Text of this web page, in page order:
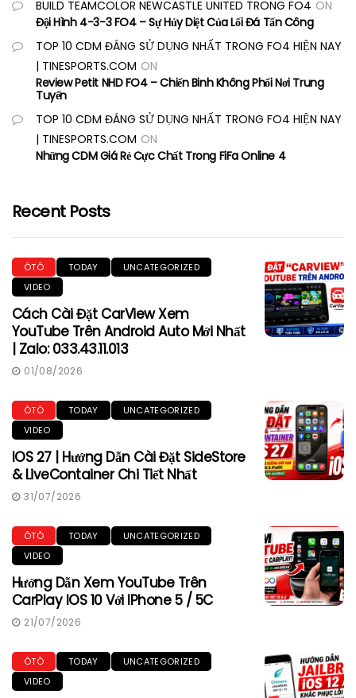
BUILD TEAMCOLOR NEWCASTLE UNITED TRONG FO4 ON
Đội Hình 4-3-3 FO4 – Sự Hủy Diệt Của Lối Đá Tấn Công
TOP 10 CDM ĐÁNG SỬ DỤNG NHẤT TRONG FO4 HIỆN NAY
| TINESPORTS.COM ON
Review Petit NHD FO4 – Chiến Binh Không Phổi Nơi Trung
Tuyến
TOP 10 CDM ĐÁNG SỬ DỤNG NHẤT TRONG FO4 HIỆN NAY
| TINESPORTS.COM ON
Những CDM Giá Rẻ Cực Chất Trong FiFa Online 4
Recent Posts
ÔTÔ TODAY
UNCATEGORIZED
VIDEO
Cách Cài Đặt CarView Xem
YouTube Trên Android Auto Mới Nhất
| Zalo: 033.43.11.013
01/08/2026
ÔTÔ TODAY
UNCATEGORIZED
VIDEO
IOS 27 | Hướng Dẫn Cài Đặt SideStore
& LiveContainer Chi Tiết Nhất
31/07/2026
ÔTÔ TODAY
UNCATEGORIZED
VIDEO
Hướng Dẫn Xem YouTube Trên
CarPlay IOS 10 Với IPhone 5 / 5C
21/07/2026
ÔTÔ TODAY
UNCATEGORIZED
VIDEO